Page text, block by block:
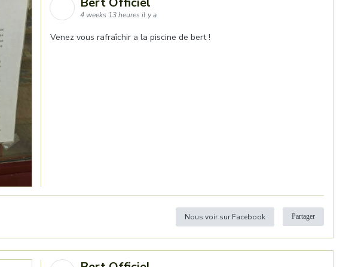
4 weeks 13 heures il y a
Venez vous rafraîchir a la piscine de bert !
Nous voir sur Facebook Partager